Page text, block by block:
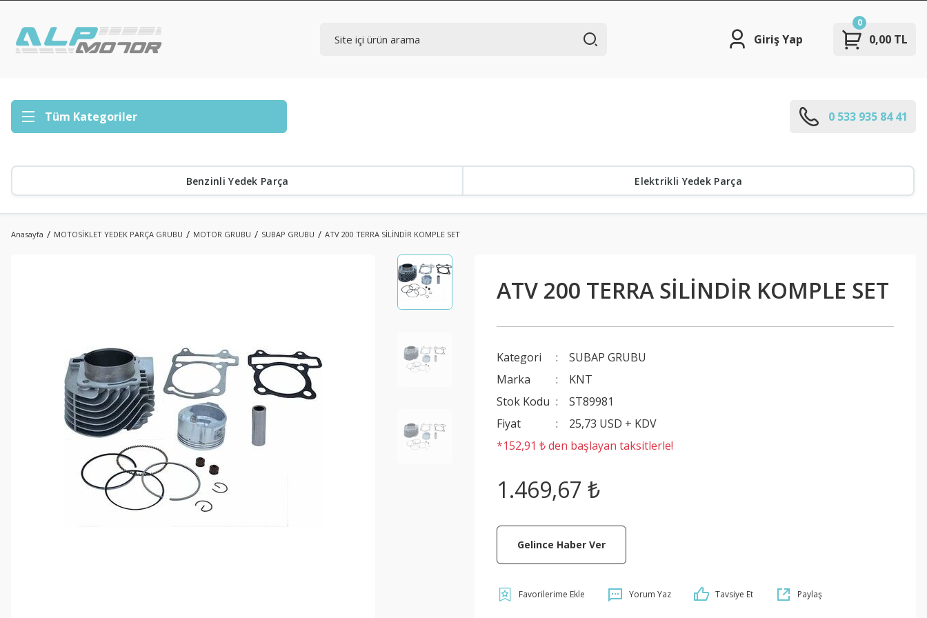
Giriş Yap 0,00 TL
0
Tüm Kategoriler 0 533 935 84 41
Benzinli Yedek Parça Elektrikli Yedek Parça
Anasayfa MOTOSİKLET YEDEK PARÇA GRUBU MOTOR GRUBU SUBAP GRUBU ATV 200 TERRA SİLİNDİR KOMPLE SET
ATV 200 TERRA SİLİNDİR KOMPLE SET
Kategori
SUBAP GRUBU
Marka
KNT
Stok Kodu
ST89981
Fiyat
25,73 USD + KDV
*152,91 ₺ den başlayan taksitlerle!
1.469,67 ₺
Gelince Haber Ver
Yorum Yaz Tavsiye Et Paylaş